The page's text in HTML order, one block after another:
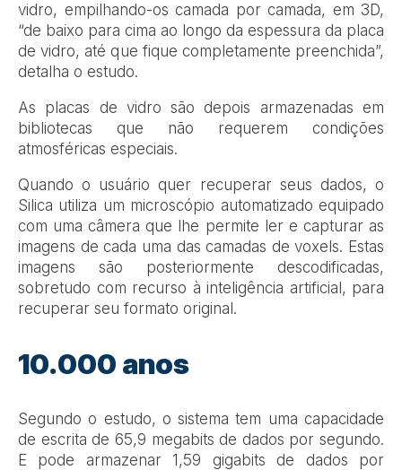
vidro, empilhando-os camada por camada, em 3D,
“de baixo para cima ao longo da espessura da placa
de vidro, até que fique completamente preenchida”,
detalha o estudo.
As placas de vidro são depois armazenadas em
bibliotecas que não requerem condições
atmosféricas especiais.
Quando o usuário quer recuperar seus dados, o
Silica utiliza um microscópio automatizado equipado
com uma câmera que lhe permite ler e capturar as
imagens de cada uma das camadas de voxels. Estas
imagens são posteriormente descodificadas,
sobretudo com recurso à inteligência artificial, para
recuperar seu formato original.
10.000 anos
Segundo o estudo, o sistema tem uma capacidade
de escrita de 65,9 megabits de dados por segundo.
E pode armazenar 1,59 gigabits de dados por